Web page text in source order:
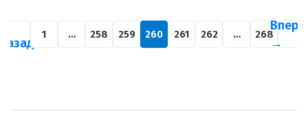
1 … 258 259 260 261 262 … 268
→